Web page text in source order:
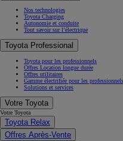
Nos technologies
Toyota Charging
Autonomie et conduite
Tout savoir sur l’électrique
Toyota Professional
Toyota pour les professionnels
Offres Location longue durée
Offres utilitaires
Gamme électrifiée pour les professionnels
Solutions et services
Votre Toyota
Votre Toyota
Toyota Relax
Offres Après-Vente